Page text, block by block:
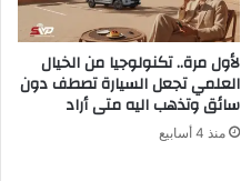
لأول مرة.. تكنولوجيا من الخيال
العلمي تجعل السيارة تصطف دون
سائق وتذهب اليه متى أراد
منذ 4 أسابيع